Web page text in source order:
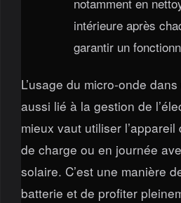
intérieure après
garantir un
L’usage du micro-onde
aussi lié à la gestion de
mieux vaut utiliser
de charge ou en journée
solaire. C’est une manière
batterie et de profiter